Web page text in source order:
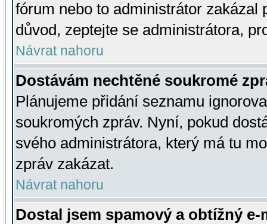
fórum nebo to administrátor zakázal
důvod, zeptejte se administrátora,
Návrat nahoru
Dostávám nechtěné soukromé
Plánujeme přidání seznamu
soukromých zpráv. Nyní, pokud
svého administrátora, který má tu
zpráv zakázat.
Návrat nahoru
Dostal jsem spamový a obtížný